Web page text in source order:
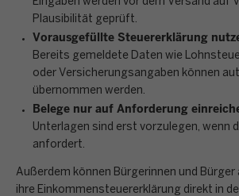
Eingaben werden vor dem Versand auf
Plausibilität geprüft.
Vorausgefüllte Steuererklärung
Bereits gemeldete Daten wie
oder Versicherungsangaben können
übernommen werden.
Belege nur auf Anforderung
Unterlagen sind erst vorzulegen, wenn
anfordert.
Außerdem können Bürgerinnen und Bürger
ihre Einkommensteuererklärung direkt in